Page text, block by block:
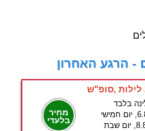
- הרגע האחרון
מחיר
בלעדי
בלבד